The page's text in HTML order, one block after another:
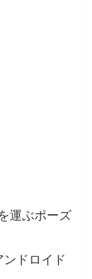
運ぶポーズ
ンドロイド